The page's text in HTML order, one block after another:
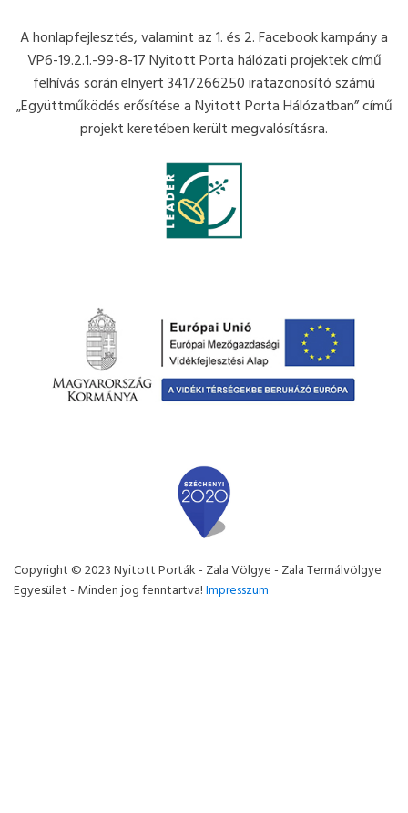
A honlapfejlesztés, valamint az 1. és 2. Facebook kampány a
VP6-19.2.1.-99-8-17 Nyitott Porta hálózati projektek című
felhívás során elnyert 3417266250 iratazonosító számú
„Együttműködés erősítése a Nyitott Porta Hálózatban” című
projekt keretében került megvalósításra.
Copyright © 2023 Nyitott Porták - Zala Völgye - Zala Termálvölgye
Egyesület - Minden jog fenntartva!Impresszum